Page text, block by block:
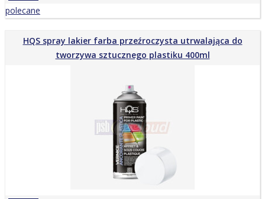
polecane
HQS spray lakier farba przeźroczysta utrwalająca do
tworzywa sztucznego plastiku 400ml